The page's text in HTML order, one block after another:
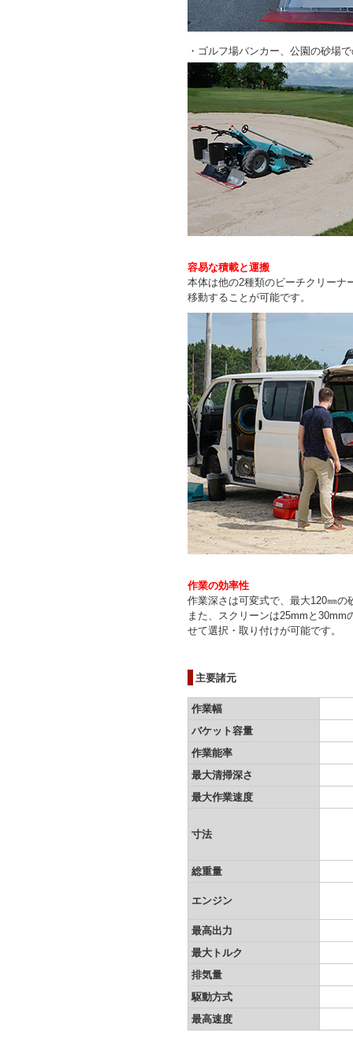
・ゴルフ場バンカー、公園の砂場
容易な積載と運搬
本体は他の2種類のビーチクリーナ
移動することが可能です。
作業の効率性
作業深さは可変式で、最大120㎜
また、スクリーンは25mmと
せて選択・取り付けが可能です。
主要諸元
作業幅
バケット容量
作業能率
最大清掃深さ
最大作業速度
寸法
総重量
エンジン
最高出力
最大トルク
排気量
駆動方式
最高速度